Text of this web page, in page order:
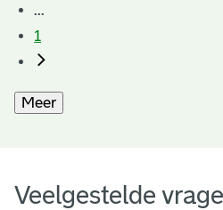
...
1
Meer
Veelgestelde